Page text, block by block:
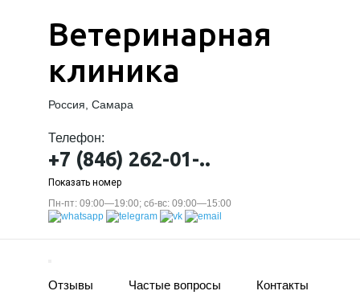
Ветеринарная
клиника
Россия, Самара
Телефон:
+7 (846) 262-01-..
Показать номер
Пн-пт: 09:00—19:00; сб-вс: 09:00—15:00
Отзывы Частые вопросы Контакты